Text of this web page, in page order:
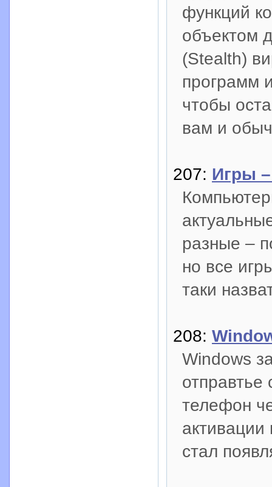
функций
объектом
(Stealth)
программ
чтобы
вам и
207: Игры
разные –
но все
таки
208:
Windows
телефон
стал